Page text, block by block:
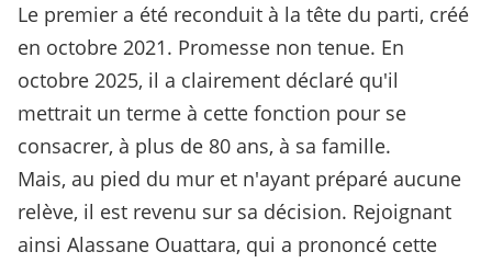
Le premier a été reconduit à la tête du parti, créé
en octobre 2021. Promesse non tenue. En
octobre 2025, il a clairement déclaré qu'il
mettrait un terme à cette fonction pour se
consacrer, à plus de 80 ans, à sa famille.
Mais, au pied du mur et n'ayant préparé aucune
relève, il est revenu sur sa décision. Rejoignant
ainsi Alassane Ouattara, qui a prononcé cette